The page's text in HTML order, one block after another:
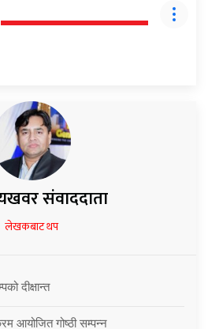
संवाददाता
लेखकबाट थप
दीक्षान्त
आयोजित गोष्ठी सम्पन्न